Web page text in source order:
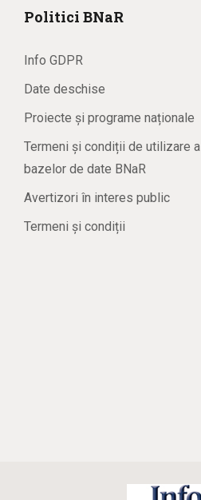
Politici BNaR
Info GDPR
Date deschise
Proiecte și programe naționale
Termeni și condiții de utilizare a
bazelor de date BNaR
Avertizori în interes public
Termeni și condiții